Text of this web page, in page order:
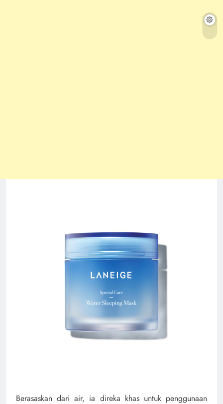
Berasaskan dari air, ia direka khas untuk penggunaan